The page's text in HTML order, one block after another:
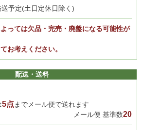
予定(土日定休日除く)
っては欠品・完売・廃盤になる可能性が
お考えください。
配送・送料
5点 までメール便で送れます
メール便 基準数20